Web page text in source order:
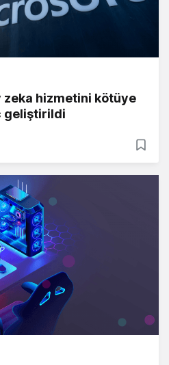
hizmetini kötüye
geliştirildi